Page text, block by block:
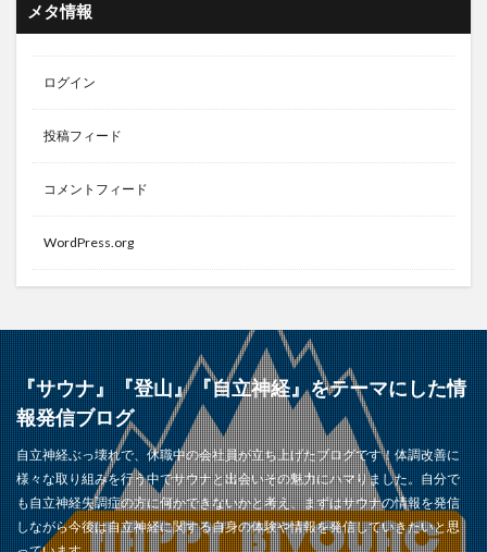
メタ情報
ログイン
投稿フィード
コメントフィード
WordPress.org
『サウナ』『登山』『自立神経』をテーマにした情
報発信ブログ
自立神経ぶっ壊れで、休職中の会社員が立ち上げたブログです！体調改善に
様々な取り組みを行う中でサウナと出会いその魅力にハマりました。自分で
も自立神経失調症の方に何かできないかと考え、まずはサウナの情報を発信
しながら今後は自立神経に関する自身の体験や情報を発信していきたいと思